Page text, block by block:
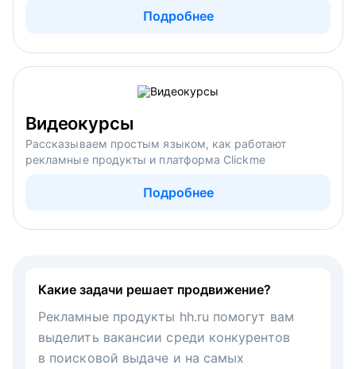
Подробнее
Видеокурсы
Рассказываем простым языком, как работают
рекламные продукты и платформа Clickme
Подробнее
Какие задачи решает продвижение?
Рекламные продукты hh.ru помогут вам
выделить вакансии среди конкурентов
в поисковой выдаче и на самых